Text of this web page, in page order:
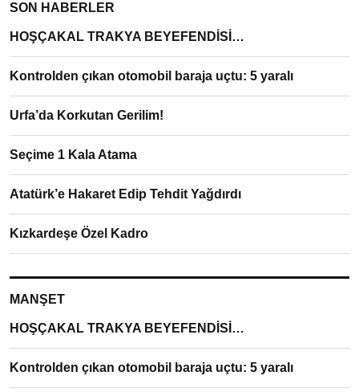
SON HABERLER
HOŞÇAKAL TRAKYA BEYEFENDİSİ…
Kontrolden çıkan otomobil baraja uçtu: 5 yaralı
Urfa’da Korkutan Gerilim!
Seçime 1 Kala Atama
Atatürk’e Hakaret Edip Tehdit Yağdırdı
Kızkardeşe Özel Kadro
MANŞET
HOŞÇAKAL TRAKYA BEYEFENDİSİ…
Kontrolden çıkan otomobil baraja uçtu: 5 yaralı